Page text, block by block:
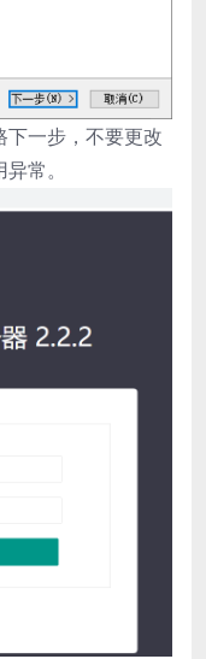
一步，不要更改
常。